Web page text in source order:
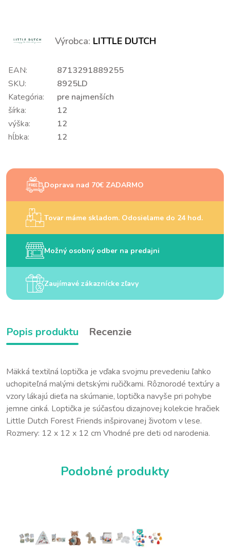
Výrobca: LITTLE DUTCH
EAN:
8713291889255
SKU:
8925LD
Kategória:
pre najmenších
šírka:
12
výška:
12
hĺbka:
12
Doprava nad 70€ ZADARMO
Tovar máme skladom. Odosielame do 24 hod.
Možný osobný odber na predajni
Zaujímavé zákaznícke zľavy
Popis produktu Recenzie
Mäkká textilná loptička je vďaka svojmu prevedeniu ľahko
uchopiteľná malými detskými ručičkami. Rôznorodé textúry a
vzory lákajú dieťa na skúmanie, loptička navyše pri pohybe
jemne cinká. Loptička je súčasťou dizajnovej kolekcie hračiek
Little Dutch Forest Friends inšpirovanej životom v lese.
Rozmery: 12 x 12 x 12 cm Vhodné pre deti od narodenia.
Podobné produkty